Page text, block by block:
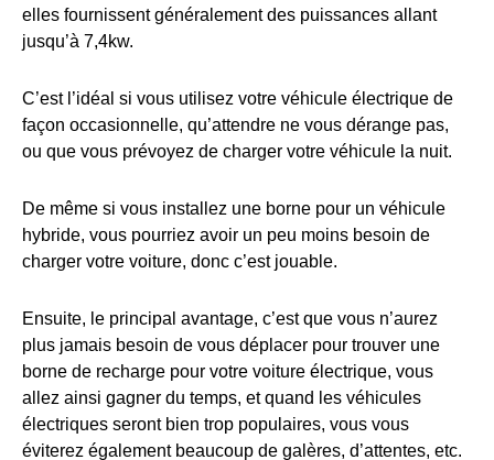
elles fournissent généralement des puissances allant
jusqu’à 7,4kw.
C’est l’idéal si vous utilisez votre véhicule électrique de
façon occasionnelle, qu’attendre ne vous dérange pas,
ou que vous prévoyez de charger votre véhicule la nuit.
De même si vous installez une borne pour un véhicule
hybride, vous pourriez avoir un peu moins besoin de
charger votre voiture, donc c’est jouable.
Ensuite, le principal avantage, c’est que vous n’aurez
plus jamais besoin de vous déplacer pour trouver une
borne de recharge pour votre voiture électrique, vous
allez ainsi gagner du temps, et quand les véhicules
électriques seront bien trop populaires, vous vous
éviterez également beaucoup de galères, d’attentes, etc.